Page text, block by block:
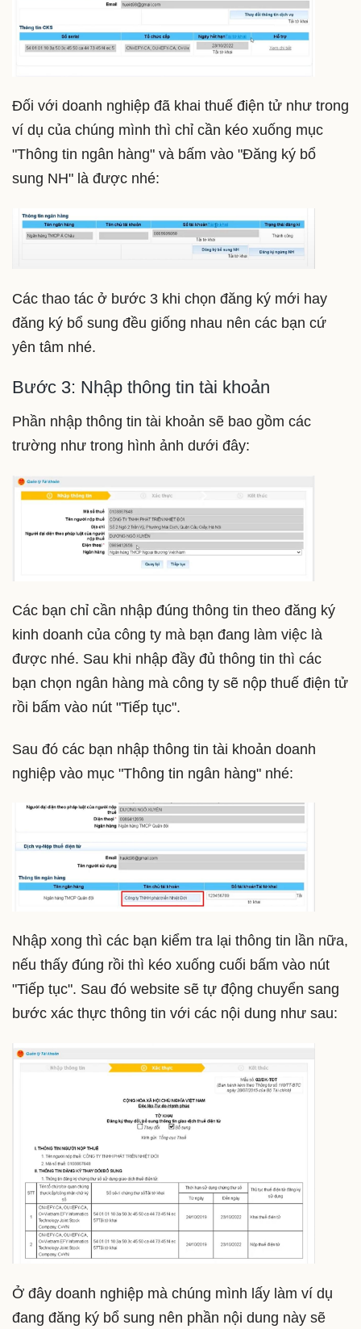
Đối với doanh nghiệp đã khai thuế điện tử như trong
ví dụ của chúng mình thì chỉ cần kéo xuống mục
"Thông tin ngân hàng" và bấm vào "Đăng ký bổ
sung NH" là được nhé:
Các thao tác ở bước 3 khi chọn đăng ký mới hay
đăng ký bổ sung đều giống nhau nên các bạn cứ
yên tâm nhé.
Bước 3: Nhập thông tin tài khoản
Phần nhập thông tin tài khoản sẽ bao gồm các
trường như trong hình ảnh dưới đây:
Các bạn chỉ cần nhập đúng thông tin theo đăng ký
kinh doanh của công ty mà bạn đang làm việc là
được nhé. Sau khi nhập đầy đủ thông tin thì các
bạn chọn ngân hàng mà công ty sẽ nộp thuế điện tử
rồi bấm vào nút "Tiếp tục".
Sau đó các bạn nhập thông tin tài khoản doanh
nghiệp vào mục "Thông tin ngân hàng" nhé:
Nhập xong thì các bạn kiểm tra lại thông tin lần nữa,
nếu thấy đúng rồi thì kéo xuống cuối bấm vào nút
"Tiếp tục". Sau đó website sẽ tự động chuyển sang
bước xác thực thông tin với các nội dung như sau:
Ở đây doanh nghiệp mà chúng mình lấy làm ví dụ
đang đăng ký bổ sung nên phần nội dung này sẽ